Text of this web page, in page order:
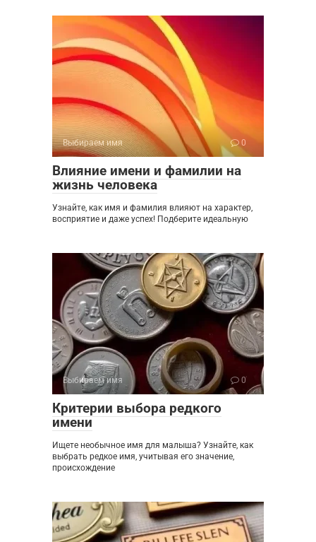
Выбираем имя 0
Влияние имени и фамилии на
жизнь человека
Узнайте, как имя и фамилия влияют на характер,
восприятие и даже успех! Подберите идеальную
Выбираем имя 0
Критерии выбора редкого
имени
Ищете необычное имя для малыша? Узнайте, как
выбрать редкое имя, учитывая его значение,
происхождение